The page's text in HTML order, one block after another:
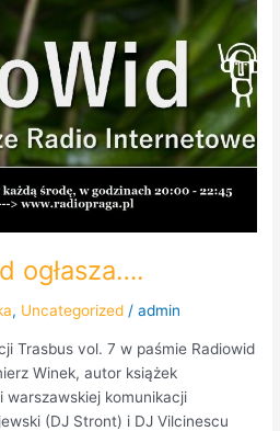
ogłasza….
, Uncategorized /admin
Trasbus vol. 7 w paśmie Radiowid
Winek, autor książek
komunikacji
(DJ Stront) i DJ Vilcinescu